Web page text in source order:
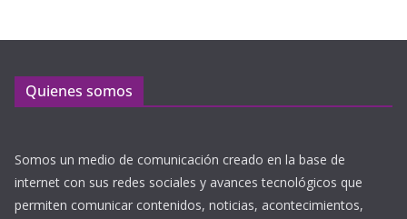
Quienes somos
Somos un medio de comunicación creado en la base de
internet con sus redes sociales y avances tecnológicos que
permiten comunicar contenidos, noticias, acontecimientos,